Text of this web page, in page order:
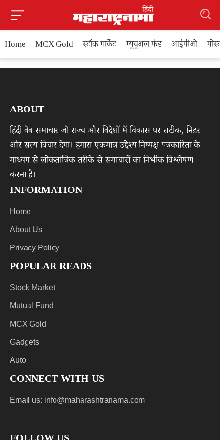
Home MCX Gold स्टॉक मार्केट म्युचुअल फंड आईपीओ
ABOUT
हिंदी वेब समाचार जो राज्य और विदेशों में विकास पर सटीक, निडर
और सत्य विचार देगा। हमारा एकमात्र उद्देश्य निष्पक्ष पत्रकारिता के
माध्यम से लोकतांत्रिक तरीके से समाचारों का निर्भीक विश्लेषण
करना है।
INFORMATION
Home
About Us
Privacy Policy
POPULAR READS
Stock Market
Mutual Fund
MCX Gold
Gadgets
Auto
CONNECT WITH US
Email us: info@maharashtranama.com